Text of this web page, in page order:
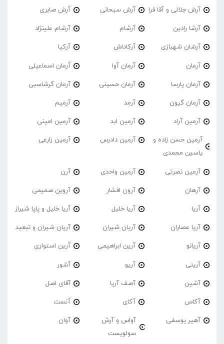
آرش جلالی و آقا فرا آرش سبحانی آرش صابری
آرشا رادین آرشام آرشام علینژاد
آرشان شهبازی آرکاداش آرکیا
آرمان آرمان آوا آرمان اسماعیلی
آرمان پارسا آرمان حسینی آرمان گرشاسبی
آرمان گیون آرمد آرمیم
آرمین آراد آرمین ابد آرمین امینی
آرمین حسن زاده و
یاسین محمدی
آرمین دادرس آرمین زارعی
آرمین نصرتی آرمین واحدی آرن
آرهان آرون افشار آروین صمیمی
آریا آریا خلیل آریا خلیل و پاپا شیراز
آریا عصاران آریان شیران آریان شیران و تبعید
آریانو آرین ابراهیمی آرین استواری
آرینی آریو آشور
آشین آصف آریا آقای اصل
آکاس آکای آنست
آهیر یوسفی
آواس و آرش
سولویست
آوان